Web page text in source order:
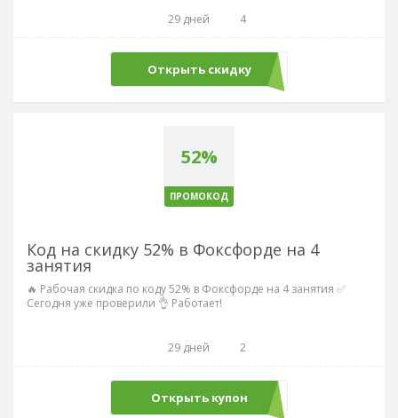
29 дней 4
Открыть скидку
52%
ПРОМОКОД
Код на скидку 52% в Фоксфорде на 4
занятия
🔥 Рабочая скидка по коду 52% в Фоксфорде на 4 занятия ✅
Сегодня уже проверили 👌 Работает!
29 дней 2
Открыть купонLANG52